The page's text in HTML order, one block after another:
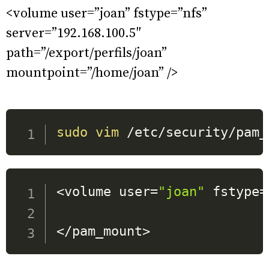
<volume user=”joan” fstype=”nfs”
server=”192.168.100.5″
path=”/export/perfils/joan”
mountpoint=”/home/joan” />
sudo vim /etc/security/
<volume user="joan" fstype=
</pam_mount>